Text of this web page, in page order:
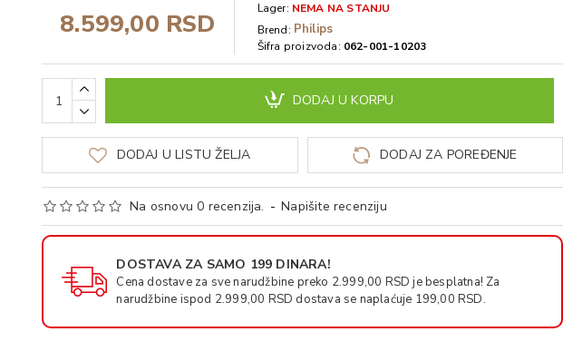
Na osnovu 0 recenzija. - Napišite recenziju
8.599,00 RSD Lager: NEMA NA STANJU
Brend: Philips
Šifra proizvoda: 062-001-10203
DODAJ U KORPU
DODAJ U LISTU ŽELJA DODAJ ZA POREĐENJE
DOSTAVA ZA SAMO 199 DINARA!
Cena dostave za sve narudžbine preko 2.999,00 RSD je besplatna! Za
narudžbine ispod 2.999,00 RSD dostava se naplaćuje 199,00 RSD.